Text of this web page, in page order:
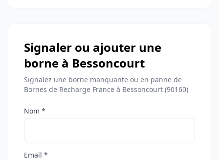
Signaler ou ajouter une
borne à Bessoncourt
Signalez une borne manquante ou en panne de
Bornes de Recharge France à Bessoncourt (90160)
Nom *
Email *